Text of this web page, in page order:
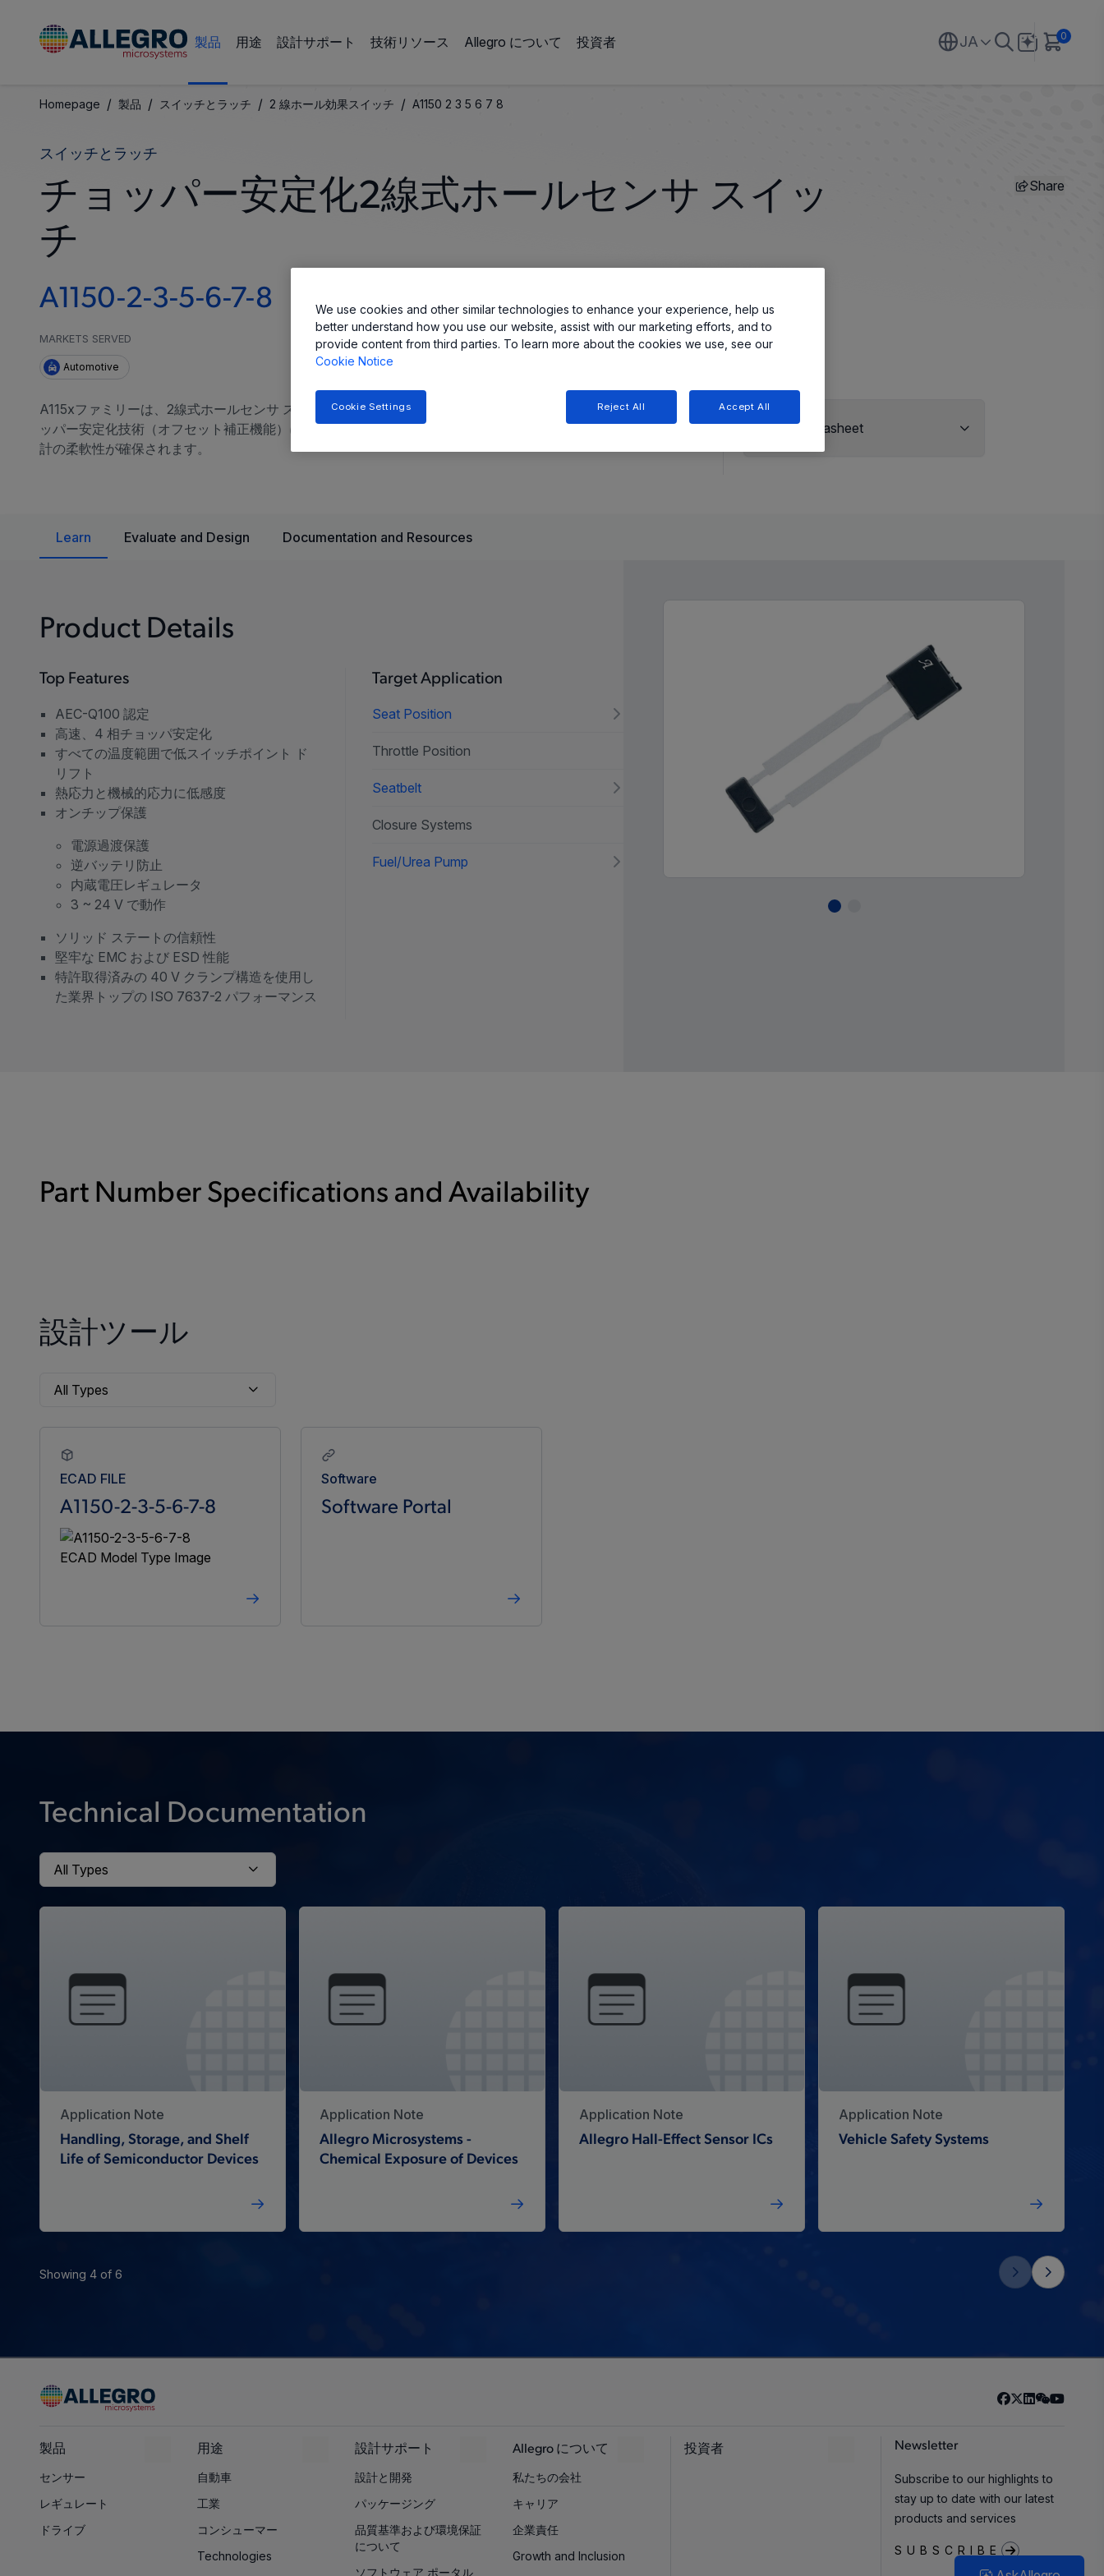
製品 用途 設計サポート 技術リソース Allegro について 投資者 JA 0
Homepage / 製品 / スイッチとラッチ / 2 線ホール効果スイッチ / A1150 2 3 5 6 7 8
スイッチとラッチ
チョッパー安定化2線式ホールセンサ スイッ
チ
Share
A1150-2-3-5-6-7-8
MARKETS SERVED
Automotive
A115xファミリーは、2線式ホールセンサ スイッチング向けにコスト効率の高いソリューションを提供します。チョ
ッパー安定化技術（オフセット補正機能）により温度安定性が向上し、さまざまなパッケージ オプションにより設
計の柔軟性が確保されます。
View Datasheet
Learn Evaluate and Design Documentation and Resources
Product Details
Top Features
AEC-Q100 認定
高速、4 相チョッパ安定化
すべての温度範囲で低スイッチポイント ド
リフト
熱応力と機械的応力に低感度
オンチップ保護
電源過渡保護
逆バッテリ防止
内蔵電圧レギュレータ
3 ~ 24 V で動作
ソリッド ステートの信頼性
堅牢な EMC および ESD 性能
特許取得済みの 40 V クランプ構造を使用し
た業界トップの ISO 7637-2 パフォーマンス
Target Application
Seat Position
Throttle Position
Seatbelt
Closure Systems
Fuel/Urea Pump
Part Number Specifications and Availability
設計ツール
ECAD FILE
A1150-2-3-5-6-7-8
Software
Software Portal
Technical Documentation
Application Note
Handling, Storage, and Shelf
Life of Semiconductor Devices
Application Note
Allegro Microsystems -
Chemical Exposure of Devices
Application Note
Allegro Hall-Effect Sensor ICs
Application Note
Vehicle Safety Systems
Showing 4 of 6
製品
センサー
レギュレート
ドライブ
用途
自動車
工業
コンシューマー
Technologies
設計サポート
設計と開発
パッケージング
品質基準および環境保証
について
ソフトウェア ポータル
Allegro について
私たちの会社
キャリア
企業責任
Growth and Inclusion
投資者 Newsletter
Subscribe to our highlights to
stay up to date with our latest
products and services
SUBSCRIBE
We use cookies and other similar technologies to enhance your experience, help us
better understand how you use our website, assist with our marketing efforts, and to
provide content from third parties. To learn more about the cookies we use, see our
Cookie Notice
Reject All Accept All
Cookie Settings